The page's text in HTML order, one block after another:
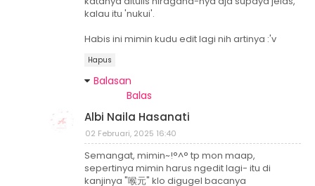
kalau itu 'nukui'.
Habis ini mimin kudu edit lagi nih artinya :'v
Hapus
Balasan
Balas
Albi Naila Hasanati
02 Februari, 2025 16:40
Semangat, mimin~!°^° tp mon maap,
sepertinya mimin harus ngedit lagi- itu di
kanjinya "喉元" klo digugel bacanya